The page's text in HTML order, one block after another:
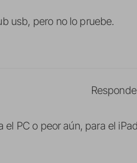
usb, pero no lo pruebe.
PC o peor aún, para el